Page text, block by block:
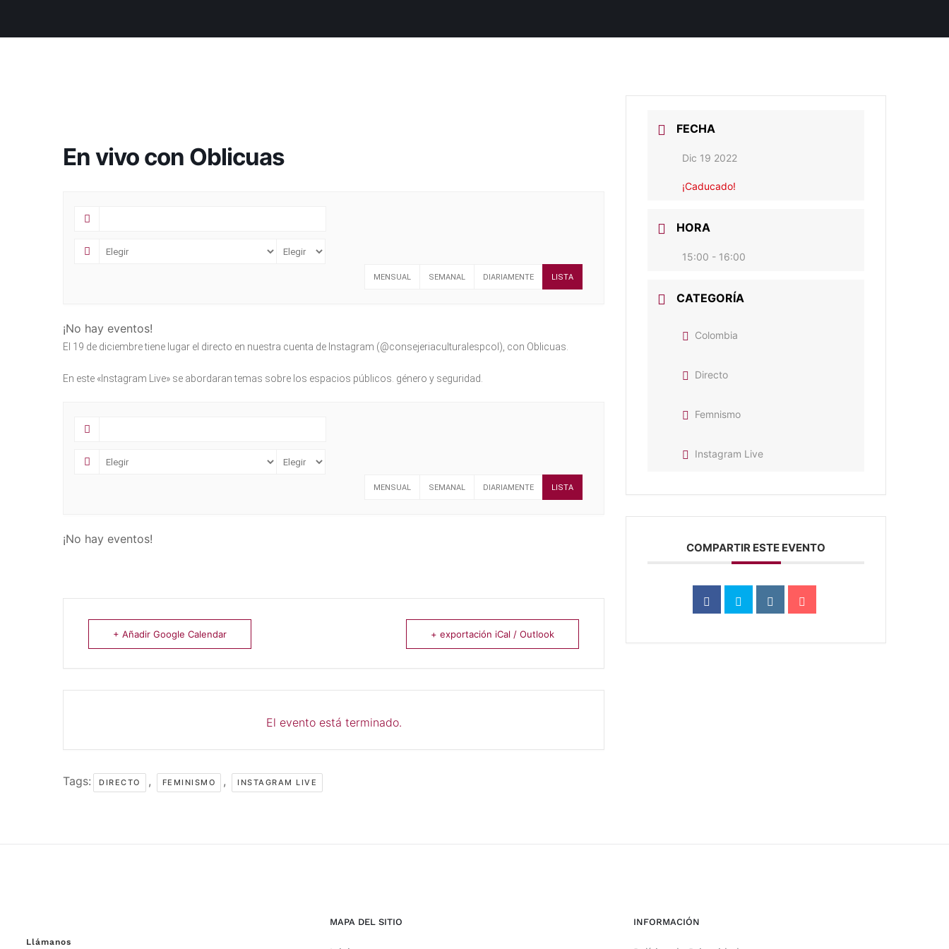
En vivo con Oblicuas
MENSUAL SEMANAL DIARIAMENTE LISTA
¡No hay eventos!
El 19 de diciembre tiene lugar el directo en nuestra cuenta de Instagram (@consejeriaculturalespcol), con Oblicuas.
En este «Instagram Live» se abordaran temas sobre los espacios públicos. género y seguridad.
MENSUAL SEMANAL DIARIAMENTE LISTA
¡No hay eventos!
+ Añadir Google Calendar + exportación iCal / Outlook
El evento está terminado.
Tags: DIRECTO , FEMINISMO , INSTAGRAM LIVE
FECHA
Dic 19 2022
¡Caducado!
HORA
15:00 - 16:00
CATEGORÍA
Colombia
Directo
Femnismo
Instagram Live
COMPARTIR ESTE EVENTO
Llámanos
MAPA DEL SITIO INFORMACIÓN